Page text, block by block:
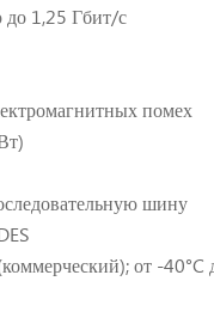
до 1,25 Гбит/с
помех
шину
от -